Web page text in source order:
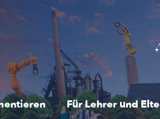
Für Lehrer und